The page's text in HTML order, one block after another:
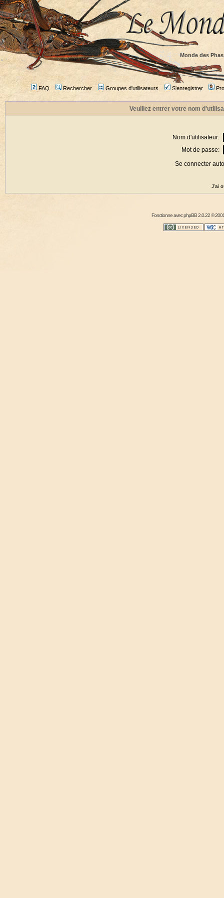
Monde des
FAQ Rechercher Groupes d'utilisateurs S'enregistrer
Veuillez entrer votre nom
Nom d'utilisateur:
Mot de passe:
Se connecter
J'ai
Fonctionne avecphpBB2.0.22 ©